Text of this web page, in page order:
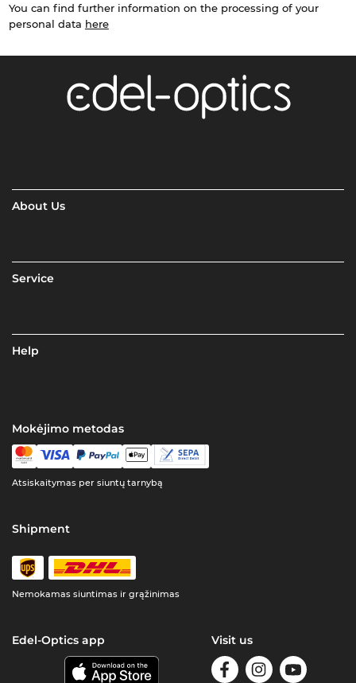
You can find further information on the processing of your
personal data here
About Us
Service
Help
Mokėjimo metodas
Atsiskaitymas per siuntų tarnybą
Shipment
Nemokamas siuntimas ir grąžinimas
Edel-Optics app Visit us